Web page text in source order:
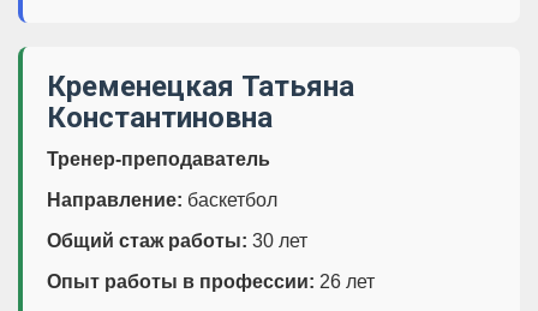
Кременецкая Татьяна
Константиновна
Тренер-преподаватель
Направление: баскетбол
Общий стаж работы: 30 лет
Опыт работы в профессии: 26 лет